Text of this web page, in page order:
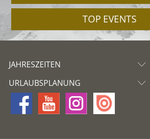
TOP EVENTS
JAHRESZEITEN
URLAUBSPLANUNG